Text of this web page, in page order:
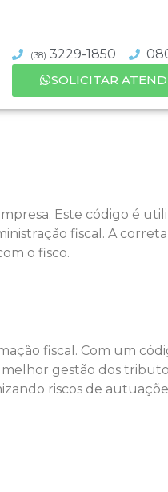
(38) 3229-1850
SOLICITAR
Este código é
fiscal. A
o fisco.
fiscal. Com um
gestão dos
riscos de